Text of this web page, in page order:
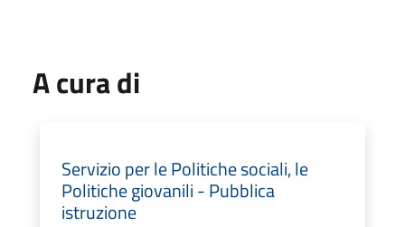
A cura di
Servizio per le Politiche sociali, le
Politiche giovanili - Pubblica
istruzione